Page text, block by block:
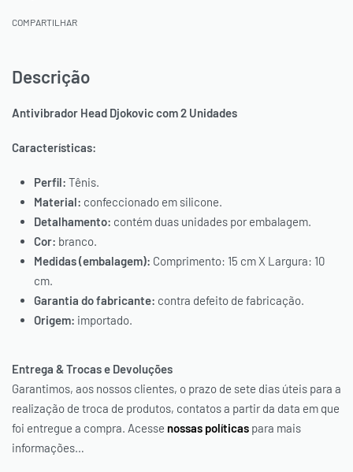
COMPARTILHAR
Descrição
Antivibrador Head Djokovic com 2 Unidades
Características:
Perfil: Tênis.
Material: confeccionado em silicone.
Detalhamento: contém duas unidades por embalagem.
Cor: branco.
Medidas (embalagem): Comprimento: 15 cm X Largura: 10
cm.
Garantia do fabricante: contra defeito de fabricação.
Origem: importado.
Entrega & Trocas e Devoluções
Garantimos, aos nossos clientes, o prazo de sete dias úteis para a
realização de troca de produtos, contatos a partir da data em que
foi entregue a compra. Acesse nossas políticas para mais
informações…